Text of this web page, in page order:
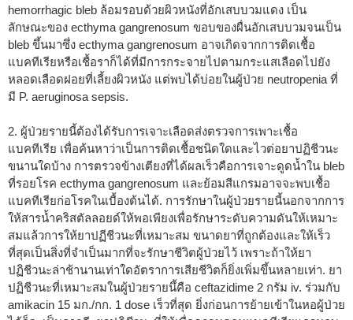
hemorrhagic bleb ล้อมรอบด้วยผิวหนังที่อักเสบบวมแดง เป็น
ลักษณะของ ecthyma gangrenosum ขอบของผื่นอักเสบบวมจนเป็น
bleb ขึ้นมาซึ่ง ecthyma gangrenosum อาจเกิดจากการติดเชื้อ
แบคทีเรียหรือเชื้อราก็ได้ที่มีการกระจายไปตามกระแสเลือดไปยัง
หลอดเลือดฝอยที่เลี้ยงผิวหนัง แต่พบได้บ่อยในผู้ป่วย neutropenia ที่
มี P. aeruginosa sepsis.
2. ผู้ป่วยรายนี้ต้องได้รับการเจาะเลือดส่งตรวจการเพาะเชื้อ
แบคทีเรีย เพื่อค้นหาว่าเป็นการติดเชื้อชนิดใดและไวต่อยาปฏิชีวนะ
ขนานใดบ้าง การตรวจข้างเตียงที่ได้ผลเร็วคือการเจาะดูดน้ำใน bleb
ที่รอยโรค ecthyma gangrenosum และย้อมสีแกรมอาจจะพบเชื้อ
แบคทีเรียก่อโรคในเบื้องต้นได้. การรักษาในผู้ป่วยรายนี้นอกจากการ
ให้สารน้ำคริสตัลลอยด์ให้พอเพียงเพื่อรักษาระดับความดันให้เหมาะ
สมแล้วการให้ยาปฏีชีวนะที่เหมาะสม ขนาดยาที่ถูกต้องและให้เร็ว
ที่สุดเป็นสิ่งที่จำเป็นมากที่จะรักษาชีวิตผู้ป่วยไว้ เพราะถ้าให้ยา
ปฏิชีวนะล่าช้านานเท่าใดอัตราการเสียชีวิตก็ยิ่งเพิ่มขึ้นหลายเท่า. ยา
ปฏิชีวนะที่เหมาะสมในผู้ป่วยรายนึ้คือ ceftazidime 2 กรัม iv. ร่วมกับ
amikacin 15 มก./กก. 1 dose เร็วที่สุด ยิ่งก่อนการย้ายเข้าในหอผู้ป่วย